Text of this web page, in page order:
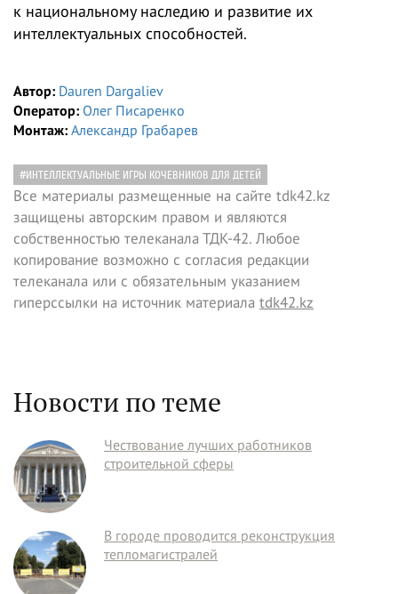
к национальному наследию и развитие их
интеллектуальных способностей.
Автор: Dauren Dargaliev
Оператор: Олег Писаренко
Монтаж: Александр Грабарев
#ИНТЕЛЛЕКТУАЛЬНЫЕ ИГРЫ КОЧЕВНИКОВ ДЛЯ ДЕТЕЙ
Все материалы размещенные на сайте tdk42.kz
защищены авторским правом и являются
собственностью телеканала ТДК-42. Любое
копирование возможно с согласия редакции
телеканала или с обязательным указанием
гиперссылки на источник материала tdk42.kz
Новости по теме
Чествование лучших работников
строительной сферы
В городе проводится реконструкция
тепломагистралей